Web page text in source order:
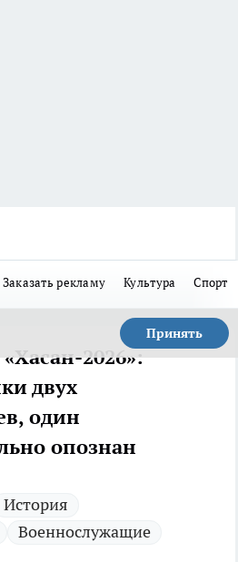
Заказать рекламу Культура Спорт
Принять
2026»:
двух
один
опознан
История
Военнослужащие